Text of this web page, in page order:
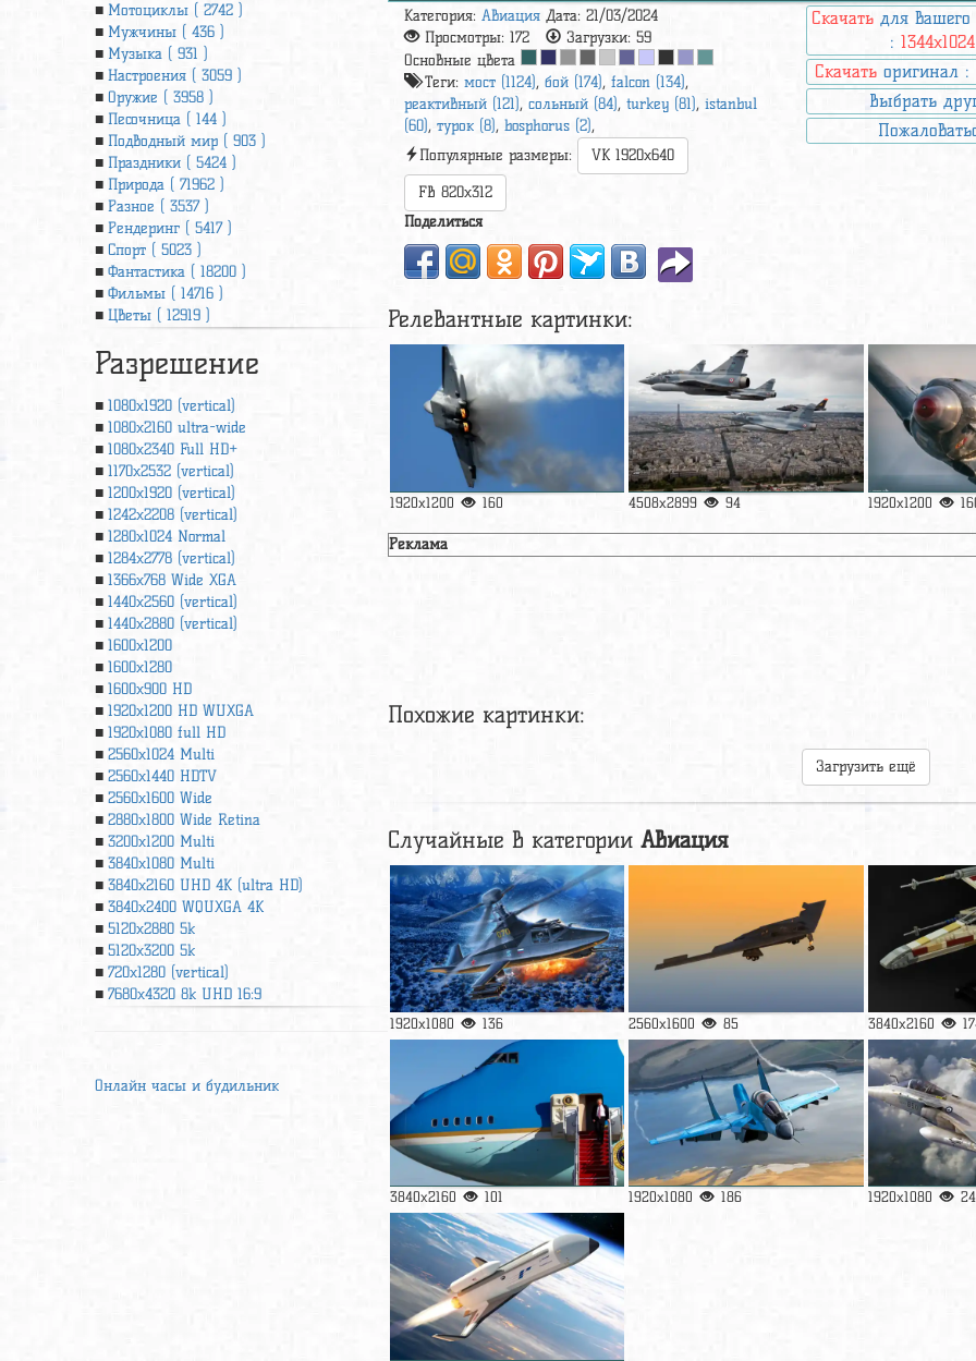
Мотоциклы ( 2742 )
Мужчины ( 436 )
Музыка ( 931 )
Настроения ( 3059 )
Оружие ( 3958 )
Песочница ( 144 )
Подводный мир ( 903 )
Праздники ( 5424 )
Природа ( 71962 )
Разное ( 3537 )
Рендеринг ( 5417 )
Спорт ( 5023 )
Фантастика ( 18200 )
Фильмы ( 14716 )
Цветы ( 12919 )
Разрешение
1080x1920 (vertical)
1080x2160 ultra-wide
1080x2340 Full HD+
1170x2532 (vertical)
1200x1920 (vertical)
1242x2208 (vertical)
1280x1024 Normal
1284x2778 (vertical)
1366х768 Wide XGA
1440x2560 (vertical)
1440x2880 (vertical)
1600x1200
1600x1280
1600x900 HD
1920x1200 HD WUXGA
1920х1080 full HD
2560x1024 Multi
2560x1440 HDTV
2560x1600 Wide
2880x1800 Wide Retina
3200x1200 Multi
3840x1080 Multi
3840x2160 UHD 4К (ultra HD)
3840x2400 WQUXGA 4K
5120x2880 5k
5120x3200 5k
720x1280 (vertical)
7680x4320 8k UHD 16:9
Онлайн часы и будильник
Категория:Авиация Дата: 21/03/2024
Просмотры:172 Загрузки:59
Основные цвета
Теги:мост (1124),бой (174),falcon (134),
реактивный (121),сольный (84),turkey (81),istanbul
(60),турок (8),bosphorus (2),
Популярные размеры:
VK 1920x640
FB 820x312
Скачать для
:1344x1024
Скачать оригинал :
Выбрать
Поделиться
Релевантные картинки:
1920x1200 160 4508x2899 94 1920x1200
Реклама
Похожие картинки:
Загрузить ещё
Случайные в категорииАвиация
1920x1080 136 2560x1600 85 3840x2160
3840x2160 101 1920x1080 186 1920x1080